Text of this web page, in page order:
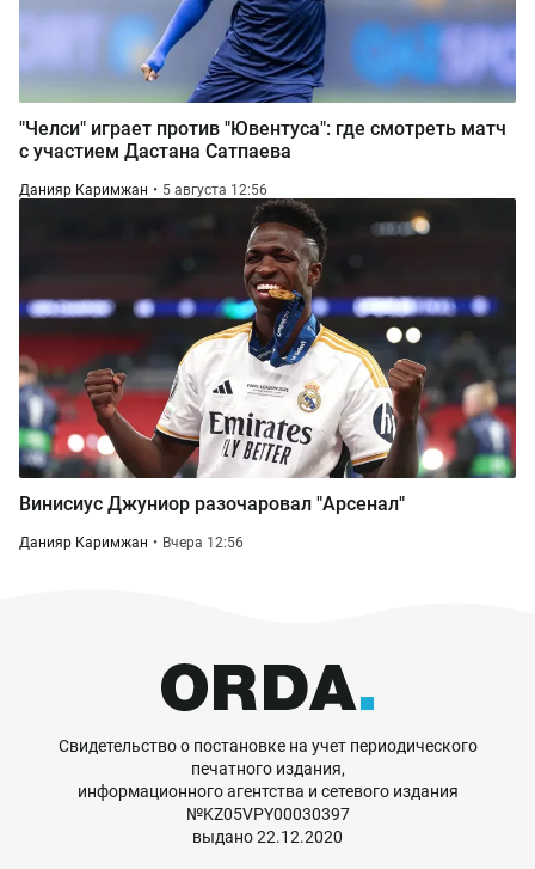
"Челси" играет против "Ювентуса": где смотреть матч
с участием Дастана Сатпаева
Данияр Каримжан 5 августа 12:56
Винисиус Джуниор разочаровал "Арсенал"
Данияр Каримжан Вчера 12:56
Свидетельство о постановке на учет периодического
печатного издания,
информационного агентства и сетевого издания
№KZ05VPY00030397
выдано 22.12.2020